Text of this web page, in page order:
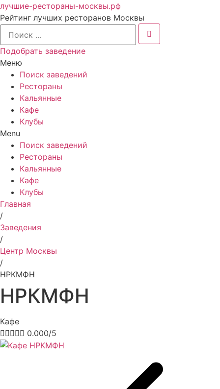
лучшие-рестораны-москвы.рф
Рейтинг лучших ресторанов Москвы
Подобрать заведение
Меню
Поиск заведений
Рестораны
Кальянные
Кафе
Клубы
Menu
Поиск заведений
Рестораны
Кальянные
Кафе
Клубы
Главная
/
Заведения
/
Центр Москвы
/
НРКМФН
НРКМФН
Кафе
 0.000/5